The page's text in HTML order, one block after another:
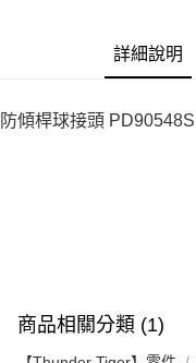
每筆NT$100，滿
詳細說明
防傾桿球接頭
商品相關分類 (1)